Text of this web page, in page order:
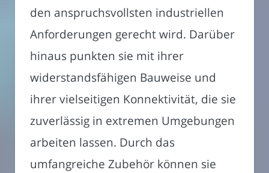
den anspruchsvollsten industriellen
Anforderungen gerecht wird. Darüber
hinaus punkten sie mit ihrer
widerstandsfähigen Bauweise und
ihrer vielseitigen Konnektivität, die sie
zuverlässig in extremen Umgebungen
arbeiten lassen. Durch das
umfangreiche Zubehör können sie